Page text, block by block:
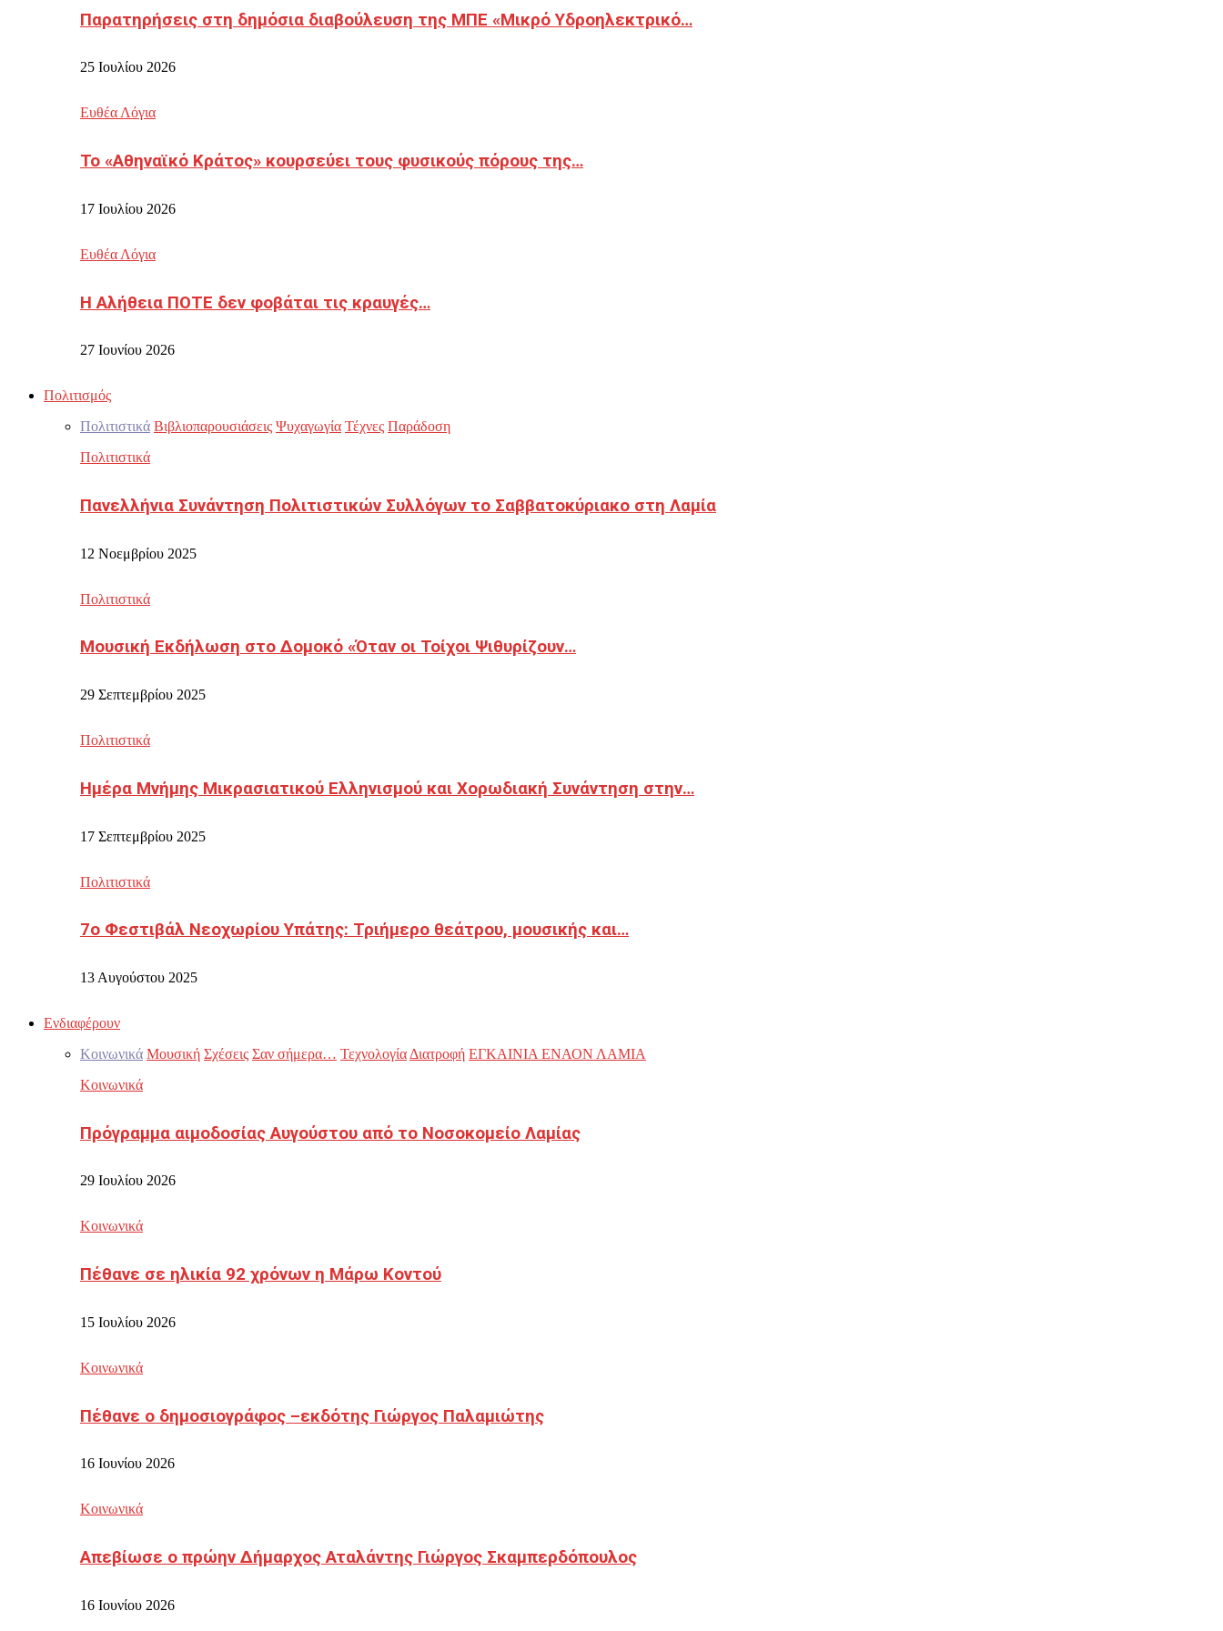
Παρατηρήσεις στη δημόσια διαβούλευση της ΜΠΕ «Μικρό Υδροηλεκτρικό…
25 Ιουλίου 2026
Ευθέα Λόγια
Το «Αθηναϊκό Κράτος» κουρσεύει τους φυσικούς πόρους της…
17 Ιουλίου 2026
Ευθέα Λόγια
Η Αλήθεια ΠΟΤΕ δεν φοβάται τις κραυγές…
27 Ιουνίου 2026
Πολιτισμός
Πολιτιστικά Βιβλιοπαρουσιάσεις Ψυχαγωγία Τέχνες Παράδοση
Πολιτιστικά
Πανελλήνια Συνάντηση Πολιτιστικών Συλλόγων το Σαββατοκύριακο στη Λαμία
12 Νοεμβρίου 2025
Πολιτιστικά
Μουσική Εκδήλωση στο Δομοκό «Όταν οι Τοίχοι Ψιθυρίζουν…
29 Σεπτεμβρίου 2025
Πολιτιστικά
Ημέρα Μνήμης Μικρασιατικού Ελληνισμού και Χορωδιακή Συνάντηση στην…
17 Σεπτεμβρίου 2025
Πολιτιστικά
7ο Φεστιβάλ Νεοχωρίου Υπάτης: Τριήμερο θεάτρου, μουσικής και…
13 Αυγούστου 2025
Ενδιαφέρουν
Κοινωνικά Μουσική Σχέσεις Σαν σήμερα… Τεχνολογία Διατροφή ΕΓΚΑΙΝΙΑ ΕΝΑΟΝ ΛΑΜΙΑ
Κοινωνικά
Πρόγραμμα αιμοδοσίας Αυγούστου από το Νοσοκομείο Λαμίας
29 Ιουλίου 2026
Κοινωνικά
Πέθανε σε ηλικία 92 χρόνων η Μάρω Κοντού
15 Ιουλίου 2026
Κοινωνικά
Πέθανε ο δημοσιογράφος –εκδότης Γιώργος Παλαμιώτης
16 Ιουνίου 2026
Κοινωνικά
Απεβίωσε ο πρώην Δήμαρχος Αταλάντης Γιώργος Σκαμπερδόπουλος
16 Ιουνίου 2026